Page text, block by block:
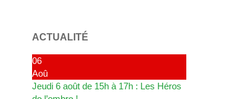
ACTUALITÉ
06
Aoû
Jeudi 6 août de 15h à 17h : Les Héros